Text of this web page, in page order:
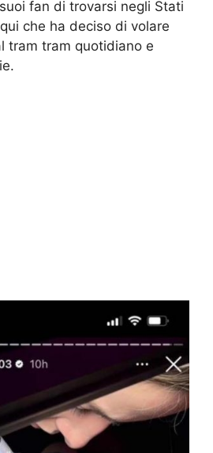
fan di trovarsi negli Stati
qui che ha deciso di volare
tram tram quotidiano e